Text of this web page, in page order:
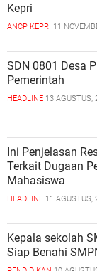
Kepri
ANCP KEPRI 11
SDN 0801 Desa
Pemerintah
HEADLINE 13 AGUSTUS,
Ini Penjelasan
Terkait Dugaan
Mahasiswa
HEADLINE 11 AGUSTUS,
Kepala sekolah
Siap Benahi